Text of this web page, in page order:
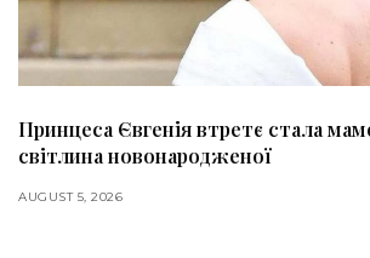
Принцеса Євгенія втретє стала
світлина новонародженої
AUGUST 5, 2026